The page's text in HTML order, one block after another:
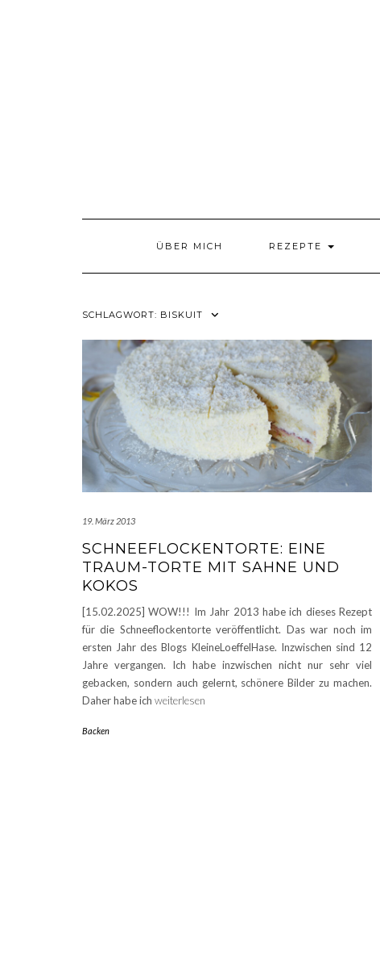
ÜBER MICH REZEPTE
SCHLAGWORT: BISKUIT
19. März 2013
SCHNEEFLOCKENTORTE: EINE
TRAUM-TORTE MIT SAHNE UND
KOKOS
[15.02.2025] WOW!!! Im Jahr 2013 habe ich dieses Rezept
für die Schneeflockentorte veröffentlicht. Das war noch im
ersten Jahr des Blogs KleineLoeffelHase. Inzwischen sind 12
Jahre vergangen. Ich habe inzwischen nicht nur sehr viel
gebacken, sondern auch gelernt, schönere Bilder zu machen.
Daher habe ich weiterlesen
Backen